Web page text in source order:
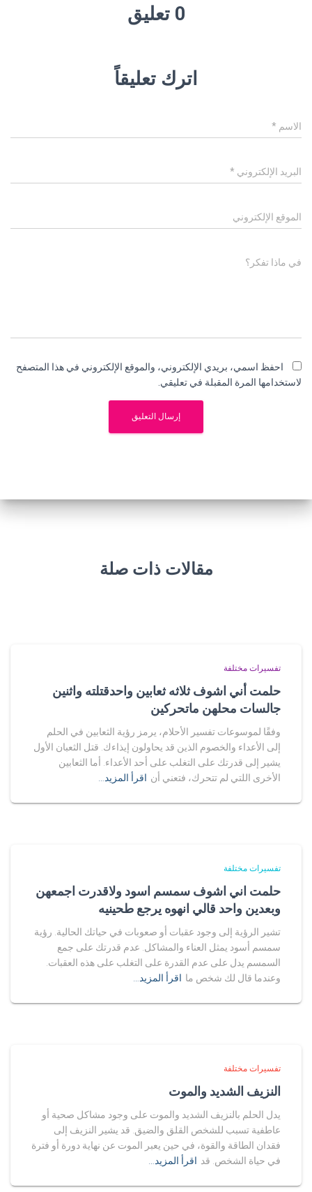
0 تعليق
اترك تعليقاً
الاسم *
البريد الإلكتروني *
الموقع الإلكتروني
في ماذا تفكر؟
احفظ اسمي، بريدي الإلكتروني، والموقع الإلكتروني في هذا المتصفح
لاستخدامها المرة المقبلة في تعليقي.
مقالات ذات صلة
تفسيرات مختلفة
حلمت أني اشوف ثلاثه ثعابين واحدقتلته واثنين
جالسات محلهن ماتحركين
وفقًا لموسوعات تفسير الأحلام، يرمز رؤية الثعابين في الحلم
إلى الأعداء والخصوم الذين قد يحاولون إيذاءك. قتل الثعبان الأول
يشير إلى قدرتك على التغلب على أحد الأعداء. أما الثعابين
الأخرى اللتي لم تتحرك، فتعني أن اقرأ المزيد…
تفسيرات مختلفة
حلمت اني اشوف سمسم اسود ولاقدرت اجمعهن
وبعدين واحد قالي انهوه يرجع طحينيه
تشير الرؤية إلى وجود عقبات أو صعوبات في حياتك الحالية. رؤية
سمسم أسود يمثل العناء والمشاكل. عدم قدرتك على جمع
السمسم يدل على عدم القدرة على التغلب على هذه العقبات.
وعندما قال لك شخص ما اقرأ المزيد…
تفسيرات مختلفة
النزيف الشديد والموت
يدل الحلم بالنزيف الشديد والموت على وجود مشاكل صحية أو
عاطفية تسبب للشخص القلق والضيق. قد يشير النزيف إلى
فقدان الطاقة والقوة، في حين يعبر الموت عن نهاية دورة أو فترة
في حياة الشخص. قد اقرأ المزيد…